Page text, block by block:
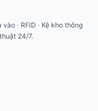
· RFID · Kệ kho thông
24/7.